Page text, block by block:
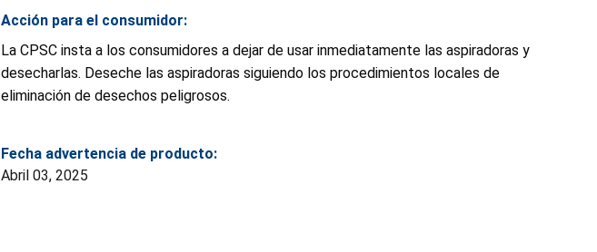
Acción para el consumidor:
La CPSC insta a los consumidores a dejar de usar inmediatamente las aspiradoras y
desecharlas. Deseche las aspiradoras siguiendo los procedimientos locales de
eliminación de desechos peligrosos.
Fecha advertencia de producto:
Abril 03, 2025